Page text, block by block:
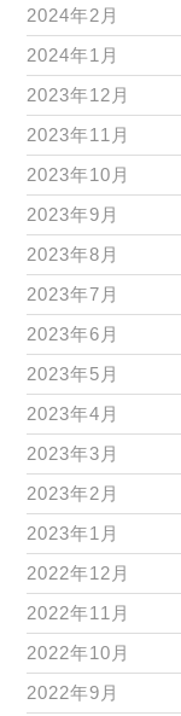
2024年2月
2024年1月
2023年12月
2023年11月
2023年10月
2023年9月
2023年8月
2023年7月
2023年6月
2023年5月
2023年4月
2023年3月
2023年2月
2023年1月
2022年12月
2022年11月
2022年10月
2022年9月